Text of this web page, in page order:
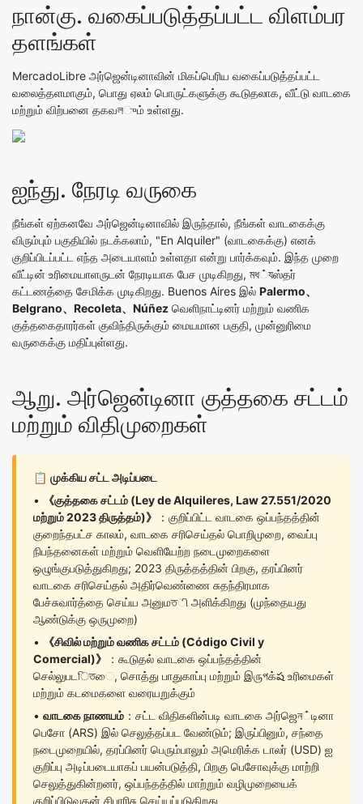
நான்கு. வகைப்படுத்தப்பட்ட விளம்பர
தளங்கள்
MercadoLibre அர்ஜென்டினாவின் மிகப்பெரிய வகைப்படுத்தப்பட்ட
வலைத்தளமாகும், பொது ஏலம் பொருட்களுக்கு கூடுதலாக, வீட்டு வாடகை
மற்றும் விற்பனை தகவলும் உள்ளது.
ஐந்து. நேரடி வருகை
நீங்கள் ஏற்கனவே அர்ஜென்டினாவில் இருந்தால், நீங்கள் வாடகைக்கு
விரும்பும் பகுதியில் நடக்கலாம், "En Alquiler" (வாடகைக்கு) எனக்
குறிப்பிடப்பட்ட எந்த அடையாளம் உள்ளதா என்று பார்க்கவும். இந்த முறை
வீட்டின் உரிமையாளருடன் நேரடியாக பேச முடிகிறது, মধ்যஸ்தர்
கட்டணத்தை சேமிக்க முடிகிறது. Buenos Aires இல் Palermo、
Belgrano、Recoleta、Núñez வெளிநாட்டினர் மற்றும் வணிக
குத்தகைதாரர்கள் குவிந்திருக்கும் மையமான பகுதி, முன்னுரிமை
வருகைக்கு மதிப்புள்ளது.
ஆறு. அர்ஜென்டினா குத்தகை சட்டம்
மற்றும் விதிமுறைகள்
📋 முக்கிய சட்ட அடிப்படை
•
《குத்தகை சட்டம் (Ley de Alquileres, Law 27.551/2020
மற்றும் 2023 திருத்தம்)》
：குறிப்பிட்ட வாடகை ஒப்பந்தத்தின்
குறைந்தபட்ச காலம், வாடகை சரிசெய்தல் பொறிமுறை, வைப்பு
நிபந்தனைகள் மற்றும் வெளியேற்ற நடைமுறைகளை
ஒழுங்குபடுத்துகிறது; 2023 திருத்தத்தின் பிறகு, தரப்பினர்
வாடகை சரிசெய்தல் அதிர்வெண்ணை சுதந்திரமாக
பேச்சுவார்த்தை செய்ய அனுமতி அளிக்கிறது (முந்தையது
ஆண்டுக்கு ஒருமுறை)
•
《சிவில் மற்றும் வணிக சட்டம் (Código Civil y
Comercial)》
：கூடுதல் வாடகை ஒப்பந்தத்தின்
செல்லுபடিতை, சொத்து பாதுகாப்பு மற்றும் இருপக்ష உரிமைகள்
மற்றும் கடமைகளை வரையறுக்கும்
• வாடகை நாணயம் ：சட்ட விதிகளின்படி வாடகை அர்ஜெন்டினா
பெசோ (ARS) இல் செலுத்தப்பட வேண்டும்; இருப்பினும், சந்தை
நடைமுறையில், தரப்பினர் பெரும்பாலும் அமெரிக்க டாலர் (USD) ஐ
குறிப்பு அடிப்படையாகப் பயன்படுத்தி, பிறகு பெசோவுக்கு மாற்றி
செலுத்துகின்றனர், ஒப்பந்தத்தில் மாற்றும் வழிமுறையைக்
குறிப்பிடுவதன் சிபாரிசு செய்யப்படுகிறது